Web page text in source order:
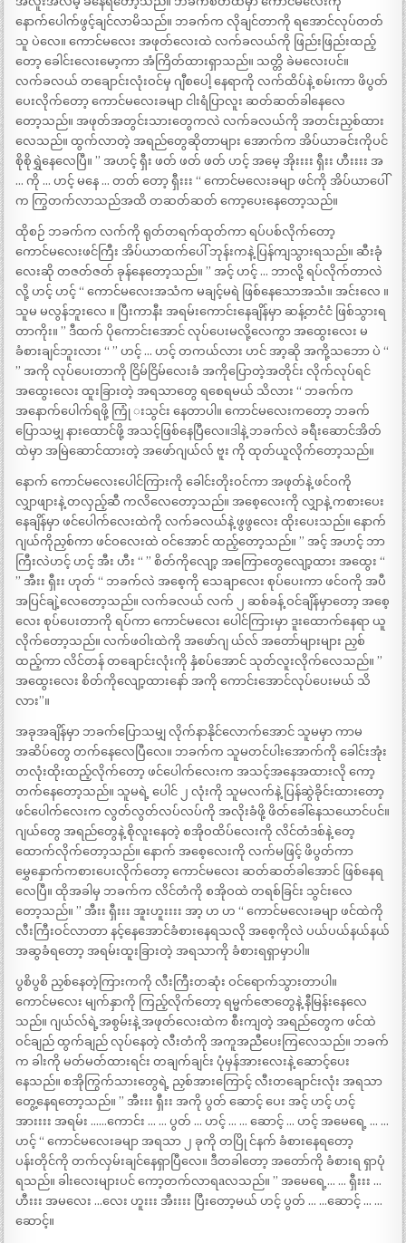
နောက်ပေါက်ဖွင့်ချင်လာမိသည်။ ဘခက်က လိုချင်တာကို ရအောင်လုပ်တတ်
သူ ပဲလေ။ ကောင်မလေး အဖုတ်လေးထဲ လက်ခလယ်ကို ဖြည်းဖြည်းထည့်
တော့ ခေါင်းလေးမော့ကာ အံကြိတ်ထားရှာသည်။ သတ္တိ ခဲမလေးပင်။
လက်ခလယ် တချောင်းလုံးဝင်မှ ဂျီစပေါ့ နေရာကို လက်ထိပ်နဲ့ စမ်းကာ ဖိပွတ်
ပေးလိုက်တော့ ကောင်မလေးခမျာ ငါးရံပြာလူး ဆတ်ဆတ်ခါနေလေ
တော့သည်။ အဖုတ်အတွင်းသားတွေကလဲ လက်ခလယ်ကို အတင်းညှစ်ထား
လေသည်။ ထွက်လာတဲ့ အရည်တွေဆိုတာများ အောက်က အိပ်ယာခင်းကိုပင်
စိုစိုရွှဲနေလေပြီ။ ” အဟင့် ရှီး ဖတ် ဖတ် ဖတ် ဟင့် အမေ့ အိုးးးး ရှီးး ဟီးးးး အ
… ကို … ဟင့် မနေ … တတ် တော့ ရှီးးး “ ကောင်မလေးခမျာ ဖင်ကို အိပ်ယာပေါ်
က ကြွတက်လာသည်အထိ တဆတ်ဆတ် ကော့ပေးနေတော့သည်။
ထိုစဉ် ဘခက်က လက်ကို ရုတ်တရက်ထုတ်ကာ ရပ်ပစ်လိုက်တော့
ကောင်မလေးဖင်ကြီး အိပ်ယာထက်ပေါ် ဘုန်းကနဲ့ ပြန်ကျသွားရသည်။ ဆီးခုံ
လေးဆို တဇတ်ဇတ် ခုန်နေတော့သည်။ ” အင့် ဟင့် … ဘာလို့ ရပ်လိုက်တာလဲ
လို့ ဟင့် ဟင့် “ ကောင်မလေးအသံက မချင့်မရဲ ဖြစ်နေသောအသံ။ အင်းလေ ။
သူမ မလွန်ဘူးလေ ။ ပြီးကာနီး အရမ်းကောင်းနေချိန်မှာ ဆန့်တငံငံ ဖြစ်သွားရ
တာကိုး။ ” ဒီထက် ပိုကောင်းအောင် လုပ်ပေးမလို့လေကွာ အထွေးလေး မ
ခံစားချင်ဘူးလား “ ” ဟင့် … ဟင့် တကယ်လား ဟင် အာ့ဆို အကို့သဘော ပဲ “
” အကို လုပ်ပေးတာကို ငြိမ်ငြိမ်လေးခံ အကိုပြောတဲ့အတိုင်း လိုက်လုပ်ရင်
အထွေးလေး ထူးခြားတဲ့ အရသာတွေ ရစေရမယ် သိလား “ ဘခက်က
အနောက်ပေါက်ရဖို့ ကြုံ းသွင်း နေတာပါ။ ကောင်မလေးကတော့ ဘခက်
ပြောသမျှ နားထောင်ဖို့ အသင့်ဖြစ်နေပြီလေ။ဒါနဲ့ ဘခက်လဲ ခရီးဆောင်အိတ်
ထဲမှာ အမြဲဆောင်ထားတဲ့ အဖော်ဂျယ်လ် ဗူး ကို ထုတ်ယူလိုက်တော့သည်။
နောက် ကောင်မလေးပေါင်ကြားကို ခေါင်းတိုးဝင်ကာ အဖုတ်နဲ့ ဖင်ဝကို
လျှာဖျားနဲ့ တလှည့်ဆီ ကလိလေတော့သည်။ အစေ့လေးကို လျှာနဲ့ ကစားပေး
နေချိန်မှာ ဖင်ပေါက်လေးထဲကို လက်ခလယ်နဲ့ ဖွဖွလေး ထိုးပေးသည်။ နောက်
ဂျယ်ကိုညှစ်ကာ ဖင်ဝလေးထဲ ဝင်အောင် ထည့်တော့သည်။ ” အင့် အဟင့် ဘာ
ကြီးလဲဟင့် ဟင့် အီး ဟီး “ ” စိတ်ကိုလျော့ အကြောတွေလျော့ထား အထွေး “
” အီးး ရှီးး ဟုတ် “ ဘခက်လဲ အစေ့ကို သေချာလေး စုပ်ပေးကာ ဖင်ဝကို အပီ
အပြင်ချဲ့လေတော့သည်။ လက်ခလယ် လက် ၂ ဆစ်ခန့် ဝင်ချိန်မှာတော့ အစေ့
လေး စုပ်ပေးတာကို ရပ်ကာ ကောင်မလေး ပေါင်ကြားမှာ ဒူးထောက်နေရာ ယူ
လိုက်တော့သည်။ လက်ဖဝါးထဲကို အဖော်ဂျ ယ်လ် အတော်များများ ညှစ်
ထည့်ကာ လိင်တန် တချောင်းလုံးကို နှံစပ်အောင် သုတ်လူးလိုက်လေသည်။ ”
အထွေးလေး စိတ်ကိုလျော့ထားနော် အကို ကောင်းအောင်လုပ်ပေးမယ် သိ
လား”။
အခုအချိန်မှာ ဘခက်ပြောသမျှ လိုက်နာနိုင်လောက်အောင် သူမမှာ ကာမ
အဆိပ်တွေ တက်နေလေပြီလေ။ ဘခက်က သူမတင်ပါးအောက်ကို ခေါင်းအုံး
တလုံးထိုးထည့်လိုက်တော့ ဖင်ပေါက်လေးက အသင့်အနေအထားလို ကော့
တက်နေတော့သည်။ သူမရဲ့ ပေါင် ၂ လုံးကို သူမလက်နဲ့ ပြန်ဆွဲခိုင်းထားတော့
ဖင်ပေါက်လေးက လွတ်လွတ်လပ်လပ်ကို အလိုးခံဖို့ ဖိတ်ခေါ်နေသယောင်ပင်။
ဂျယ်တွေ အရည်တွေနဲ့ စိုလူးနေတဲ့ စအိုဝထိပ်လေးကို လိင်တံဒစ်နဲ့ တေ့
ထောက်လိုက်တော့သည်။ နောက် အစေ့လေးကို လက်မဖြင့် ဖိပွတ်ကာ
မွှေနှောက်ကစားပေးလိုက်တော့ ကောင်မလေး ဆတ်ဆတ်ခါအောင် ဖြစ်နေရ
လေပြီ။ ထိုအခါမှ ဘခက်က လိင်တံကို စအိုဝထဲ တရစ်ခြင်း သွင်းလေ
တော့သည်။ ” အီးး ရှီးးး အူးဟူးးးး အာ့ ဟ ဟ “ ကောင်မလေးခမျာ ဖင်ထဲကို
လီးကြီးဝင်လာတာ နင့်နေအောင်ခံစားနေရသလို အစေ့ကိုလဲ ပယ်ပယ်နယ်နယ်
အဆွခံရတော့ အရမ်းထူးခြားတဲ့ အရသာကို ခံစားရရှာမှာပါ။
ပွစိပွစိ ညှစ်နေတဲ့ကြားကကို လီးကြီးတဆုံး ဝင်ရောက်သွားတာပါ။
ကောင်မလေး မျက်နှာကို ကြည့်လိုက်တော့ ရမ္မက်ဇောတွေနဲ့ နီမြန်းနေလေ
သည်။ ဂျယ်လ်ရဲ့အစွမ်းနဲ့ အဖုတ်လေးထဲက စီးကျတဲ့ အရည်တွေက ဖင်ထဲ
ဝင်ချည် ထွက်ချည် လုပ်နေတဲ့ လီးတံကို အကူအညီပေးကြလေသည်။ ဘခက်
က ခါးကို မတ်မတ်ထားရင်း တချက်ချင်း ပုံမှန်အားလေးနဲ့ ဆောင့်ပေး
နေသည်။ စအိုကြွက်သားတွေရဲ့ ညှစ်အားကြောင့် လီးတချောင်းလုံး အရသာ
တွေ့နေရတော့သည်။ ” အီးးး ရှီးး အကို ပွတ် ဆောင့် ပေး အင့် ဟင့် ဟင့်
အားးးး အရမ်း ……ကောင်း … … ပွတ် … ဟင့် … … ဆောင့် … ဟင့် အမေရေ့ … …
ဟင့် “ ကောင်မလေးခမျာ အရသာ ၂ ခုကို တပြို င်နက် ခံစားနေရတော့
ပန်းတိုင်ကို တက်လှမ်းချင်နေရှာပြီလေ။ ဒီတခါတော့ အတော်ကို ခံစားရ ရှာပုံ
ရသည်။ ခါးလေးများပင် ကော့တက်လာရaလသည်။ ” အမေရေ့… … ရှီးးး …
ဟီးးး အမလေး …လေး ဟူးးး အီးးးး ပြီးတော့မယ် ဟင့် ပွတ် … …ဆောင့် … …
ဆောင့်။